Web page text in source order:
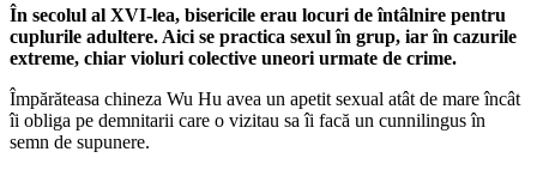
În secolul al XVI-lea, bisericile erau locuri de întâlnire pentru
cuplurile adultere. Aici se practica sexul în grup, iar în cazurile
extreme, chiar violuri colective uneori urmate de crime.
Împărăteasa chineza Wu Hu avea un apetit sexual atât de mare încât
îi obliga pe demnitarii care o vizitau sa îi facă un cunnilingus în
semn de supunere.